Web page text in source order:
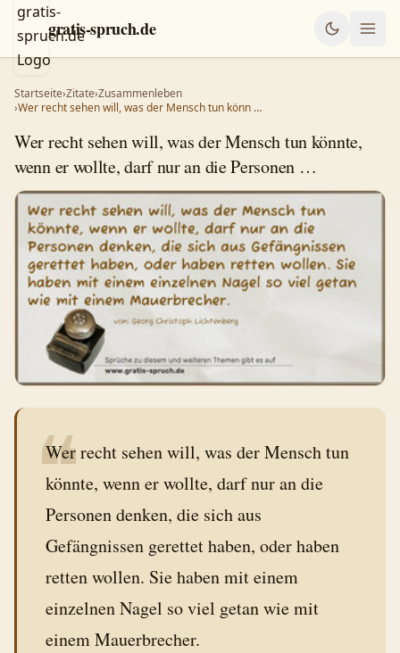
gratis-spruch.de
Startseite›Zitate›Zusammenleben
›Wer recht sehen will, was der Mensch tun könn …
Wer recht sehen will, was der Mensch tun könnte,
wenn er wollte, darf nur an die Personen …
❝
Wer recht sehen will, was der Mensch tun
könnte, wenn er wollte, darf nur an die
Personen denken, die sich aus
Gefängnissen gerettet haben, oder haben
retten wollen. Sie haben mit einem
einzelnen Nagel so viel getan wie mit
einem Mauerbrecher.